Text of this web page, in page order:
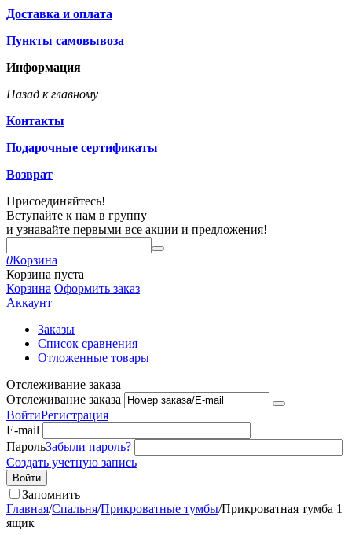
Доставка и оплата
Пункты самовывоза
Информация
Назад к главному
Контакты
Подарочные сертификаты
Возврат
Присоединяйтесь!
Вступайте к нам в группу
и узнавайте первыми все акции и предложения!
0Корзина
Корзина пуста
Корзина Оформить заказ
Аккаунт
Заказы
Список сравнения
Отложенные товары
Отслеживание заказа
Отслеживание заказа
ВойтиРегистрация
E-mail
ПарольЗабыли пароль?
Создать учетную запись
Войти
Запомнить
Главная/Спальня/Прикроватные тумбы/Прикроватная тумба 1
ящик